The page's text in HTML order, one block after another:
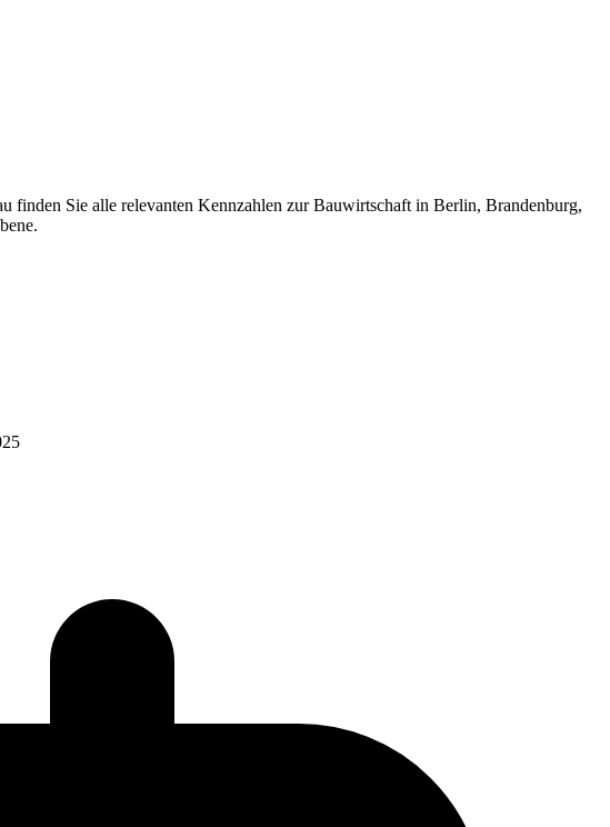
finden Sie alle relevanten Kennzahlen zur Bauwirtschaft in Berlin, Brandenburg,